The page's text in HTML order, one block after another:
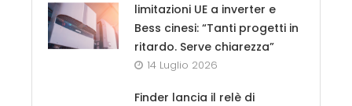
limitazioni UE a inverter e
Bess cinesi: “Tanti progetti in
ritardo. Serve chiarezza”
14 Luglio 2026
Finder lancia il relè di